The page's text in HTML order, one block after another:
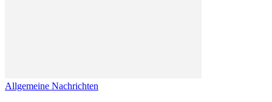
Allgemeine Nachrichten